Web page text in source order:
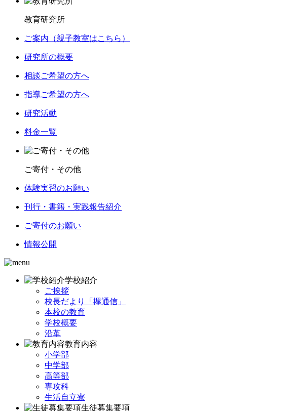
教育研究所
ご案内（親子教室はこちら）
研究所の概要
相談ご希望の方へ
指導ご希望の方へ
研究活動
料金一覧
ご寄付・その他
体験実習のお願い
刊行・書籍・実践報告紹介
ご寄付のお願い
情報公開
学校紹介
ご挨拶
校長だより「欅通信」
本校の教育
学校概要
沿革
教育内容
小学部
中学部
高等部
専攻科
生活自立寮
生徒募集要項